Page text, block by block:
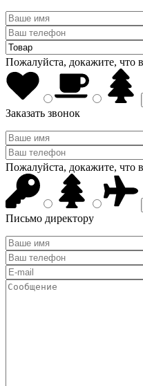
Пожалуйста, докажите, что
Заказать звонок
Пожалуйста, докажите, что
Письмо директору